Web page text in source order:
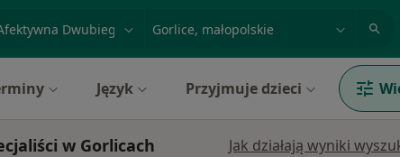
Język Przyjmuje dzieci
w Gorlicach Jak działają wyniki